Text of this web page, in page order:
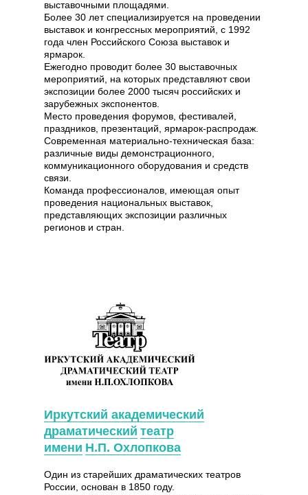
выставочными площадями.
Более 30 лет специализируется на проведении
выставок и конгрессных мероприятий, с 1992
года член Российского Союза выставок и
ярмарок.
Ежегодно проводит более 30 выставочных
мероприятий, на которых представляют свои
экспозиции более 2000 тысяч российских и
зарубежных экспонентов.
Место проведения форумов, фестивалей,
праздников, презентаций, ярмарок-распродаж.
Современная материально-техническая база:
различные виды демонстрационного,
коммуникационного оборудования и средств
связи.
Команда профессионалов, имеющая опыт
проведения национальных выставок,
представляющих экспозиции различных
регионов и стран.
Иркутский академический
драматический театр
имени Н.П. Охлопкова
Один из старейших драматических театров
России, основан в 1850 году.